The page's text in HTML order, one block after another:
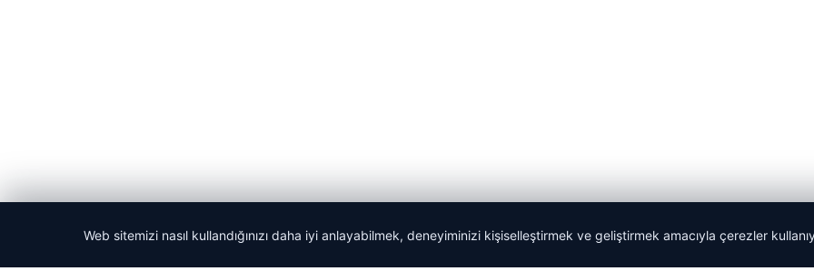
Web sitemizi nasıl kullandığınızı daha iyi anlayabilmek, deneyiminizi kişiselleştirmek ve geliştirmek amacıyla çerezler